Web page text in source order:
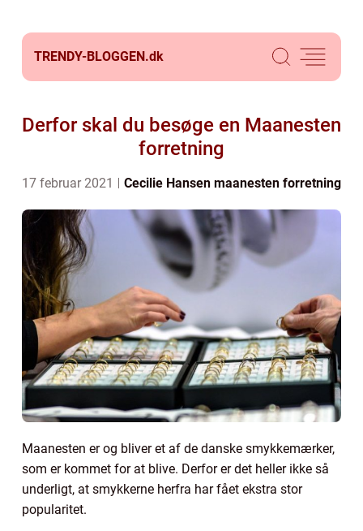
TRENDY-BLOGGEN.dk
Derfor skal du besøge en Maanesten
forretning
17 februar 2021 Cecilie Hansen maanesten forretning
Maanesten er og bliver et af de danske smykkemærker,
som er kommet for at blive. Derfor er det heller ikke så
underligt, at smykkerne herfra har fået ekstra stor
popularitet.